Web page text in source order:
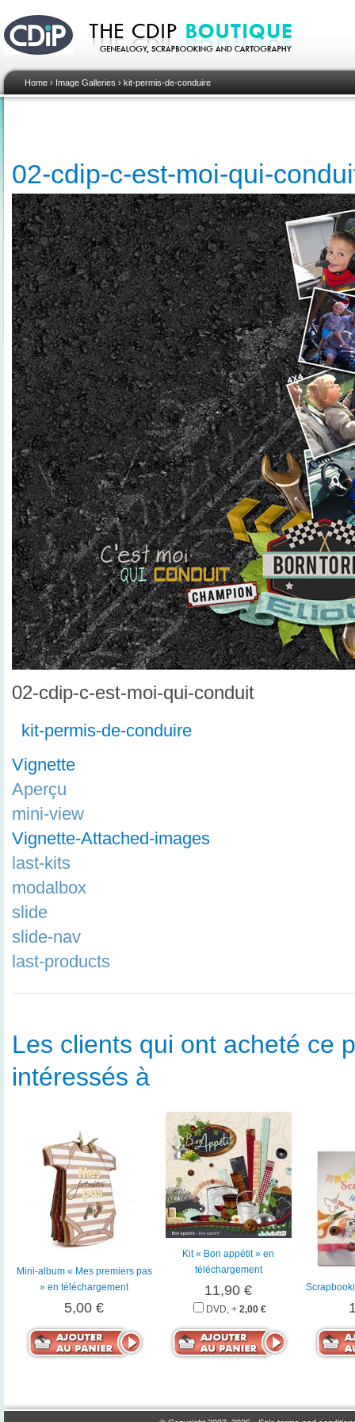
Home › Image Galleries › kit-permis-de-conduire
02-cdip-c-est-moi-qui-
02-cdip-c-est-moi-qui-conduit
kit-permis-de-conduire
Vignette
Aperçu
mini-view
Vignette-Attached-images
last-kits
modalbox
slide
slide-nav
last-products
Les clients qui ont acheté ce
intéressés à
Mini-album « Mes premiers pas
» en téléchargement
5,00 €
Kit « Bon appétit » en
téléchargement
11,90 €
DVD, + 2,00 €